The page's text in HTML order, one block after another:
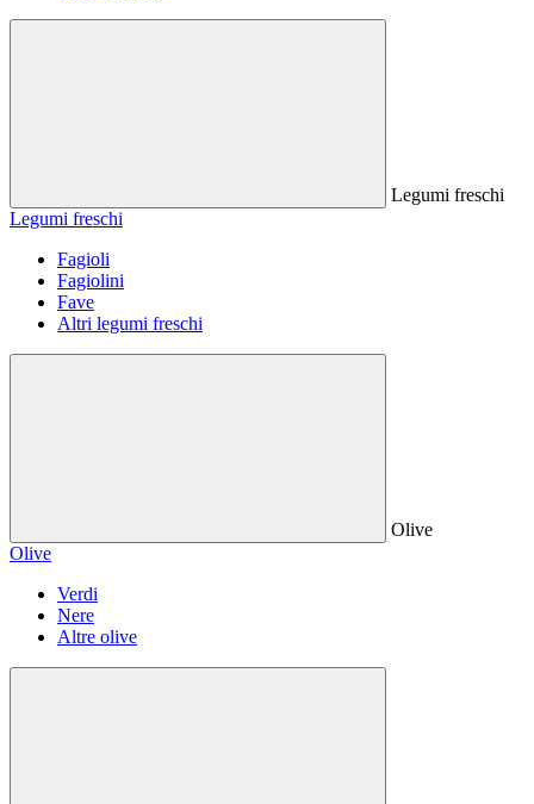
Legumi freschi
Legumi freschi
Fagioli
Fagiolini
Fave
Altri legumi freschi
Olive
Olive
Verdi
Nere
Altre olive